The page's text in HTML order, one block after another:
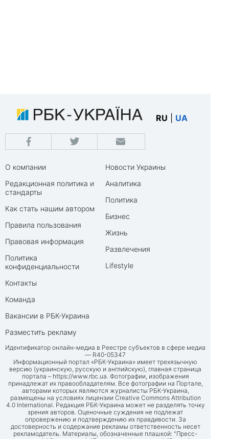
RU UA
О компании
Редакционная политика и
стандарты
Как стать нашим автором
Правила пользования
Правовая информация
Политика
конфиденциальности
Контакты
Команда
Вакансии в РБК-Украина
Разместить рекламу
Новости Украины
Аналитика
Политика
Бизнес
Жизнь
Развлечения
Lifestyle
Идентификатор онлайн-медиа в Реестре субъектов в сфере медиа
— R40-05347
Информационный портал «РБК-Украина» имеет трехязычную
версию (украинскую, русскую и английскую), главная страница
портала – https://www.rbc.ua. Фотографии, изображения
принадлежат их правообладателям. Все фотографии на Портале,
авторами которых являются журналисты РБК-Украина,
размещены на условиях лицензии Creative Commons Attribution
4.0 International. Редакция РБК-Украина может не разделять точку
зрения авторов. Оценочные суждения не подлежат
опровержению и подтверждению их правдивости. За
достоверность и содержание рекламы ответственность несет
рекламодатель. Материалы, обозначенные плашкой: "Пресс-